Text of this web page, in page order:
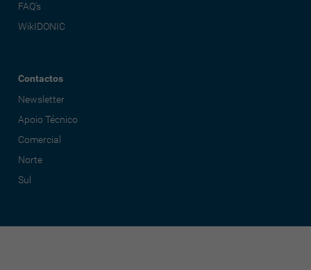
FAQ's
WikIDONIC
Contactos
Newsletter
Apoio Técnico
Comercial
Norte
Sul